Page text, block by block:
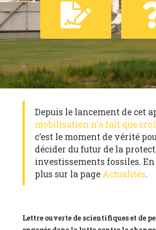
Depuis le lancement de cet
mobilisation n'a fait que
c'est le moment de vérité
décider du futur de la
investissements fossiles.
plus sur la page Actualités.
Lettre ouverte de scientifiques et de